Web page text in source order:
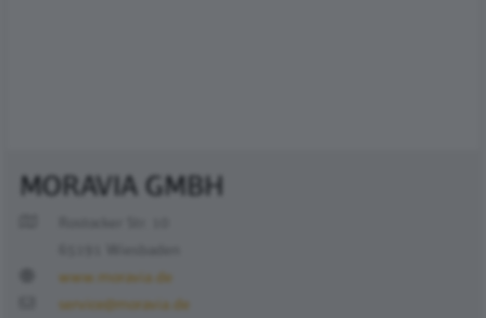
MORAVIA GMBH
www.moravia.de
service@moravia.de